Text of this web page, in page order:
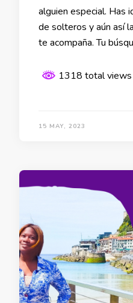
alguien especial. Has
de solteros y aún así
te acompaña. Tu
1318 total views
15 MAY, 2023